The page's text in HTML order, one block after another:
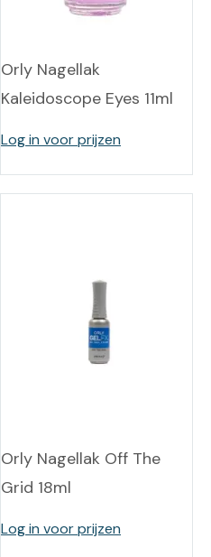
Orly Nagellak
Kaleidoscope Eyes 11ml
Log in voor prijzen
Orly Nagellak Off The
Grid 18ml
Log in voor prijzen